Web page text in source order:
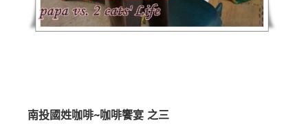
南投國姓咖啡~咖啡饗宴 之三